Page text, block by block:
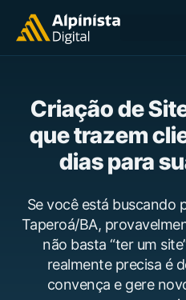
Criação de
que trazem
dias para
Se você está buscando
Taperoá/BA,
não basta “ter um
realmente precisa é
convença e gere